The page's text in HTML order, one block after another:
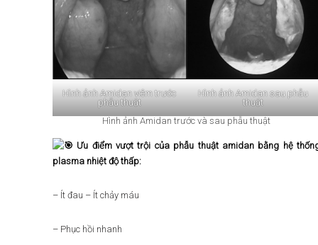
Hình ảnh Amidan viêm trước
phẫu thuật
Hình ảnh Amidan sau phẫu
thuật
Hình ảnh Amidan trước và sau phẫu thuật
Ưu điểm vượt trội của phẫu thuật amidan bằng hệ
plasma nhiệt độ thấp:
– Ít đau – Ít chảy máu
– Phục hồi nhanh